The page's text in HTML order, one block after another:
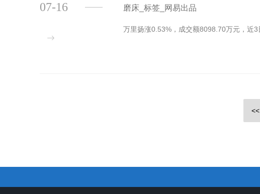
磨床_标签_网易出品
万里扬涨0.53%，成交额8098.70万元，近
07-16
<<